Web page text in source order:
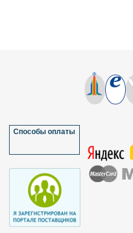
Способы оплаты